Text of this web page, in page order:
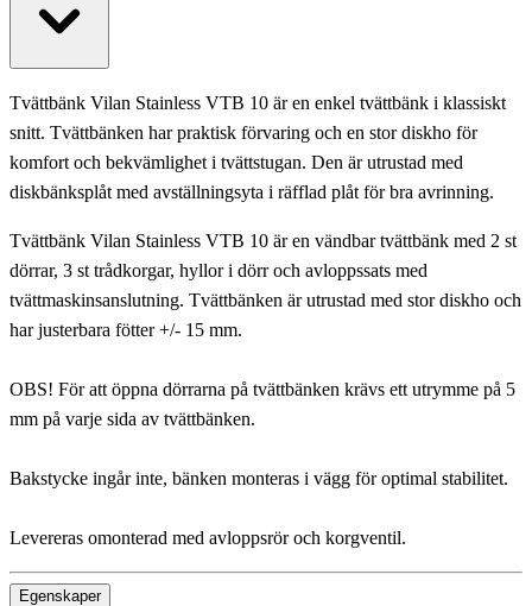
Tvättbänk Vilan Stainless VTB 10 är en enkel tvättbänk i klassiskt
snitt. Tvättbänken har praktisk förvaring och en stor diskho för
komfort och bekvämlighet i tvättstugan. Den är utrustad med
diskbänksplåt med avställningsyta i räfflad plåt för bra avrinning.
Tvättbänk Vilan Stainless VTB 10 är en vändbar tvättbänk med 2 st
dörrar, 3 st trådkorgar, hyllor i dörr och avloppssats med
tvättmaskinsanslutning. Tvättbänken är utrustad med stor diskho och
har justerbara fötter +/- 15 mm.
OBS! För att öppna dörrarna på tvättbänken krävs ett utrymme på 5
mm på varje sida av tvättbänken.
Bakstycke ingår inte, bänken monteras i vägg för optimal stabilitet.
Levereras omonterad med avloppsrör och korgventil.
Egenskaper